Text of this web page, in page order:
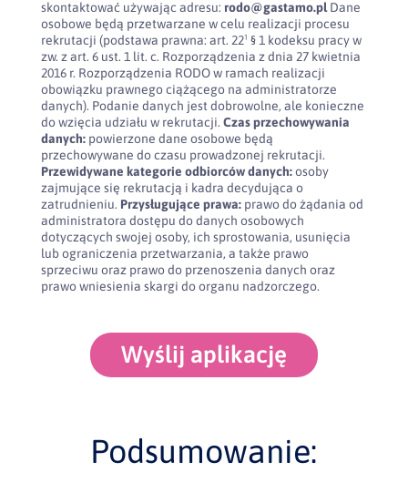
skontaktować używając adresu: rodo@gastamo.plDane
osobowe będą przetwarzane w celu realizacji procesu
rekrutacji (podstawa prawna: art. 22¹ § 1 kodeksu pracy w
zw. z art. 6 ust. 1 lit. c. Rozporządzenia z dnia 27 kwietnia
2016 r. Rozporządzenia RODO w ramach realizacji
obowiązku prawnego ciążącego na administratorze
danych). Podanie danych jest dobrowolne, ale konieczne
do wzięcia udziału w rekrutacji. Czas przechowywania
danych:powierzone dane osobowe będą
przechowywane do czasu prowadzonej rekrutacji.
Przewidywane kategorie odbiorców danych:osoby
zajmujące się rekrutacją i kadra decydująca o
zatrudnieniu. Przysługujące prawa:prawo do żądania od
administratora dostępu do danych osobowych
dotyczących swojej osoby, ich sprostowania, usunięcia
lub ograniczenia przetwarzania, a także prawo
sprzeciwu oraz prawo do przenoszenia danych oraz
prawo wniesienia skargi do organu nadzorczego.
Wyślij aplikację
Podsumowanie: